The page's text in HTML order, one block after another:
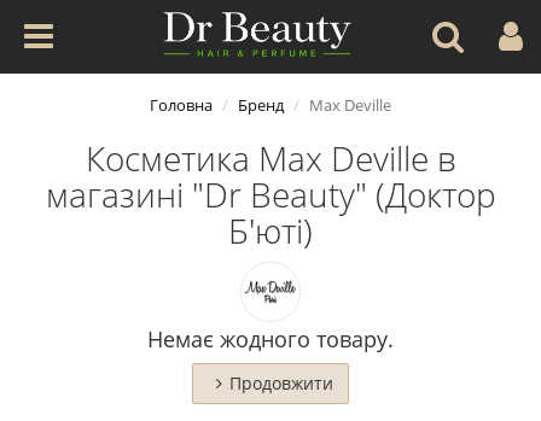
Головна Бренд Max Deville
Косметика Max Deville в
магазині "Dr Beauty" (Доктор
Б'юті)
Немає жодного товару.
Продовжити